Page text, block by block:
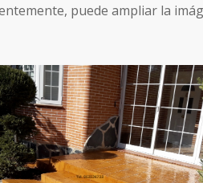
puede ampliar la